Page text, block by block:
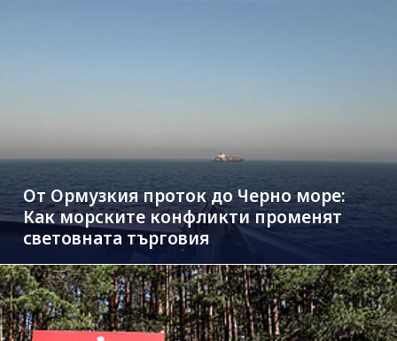
От Ормузкия проток до Черно море:
Как морските конфликти променят
световната търговия